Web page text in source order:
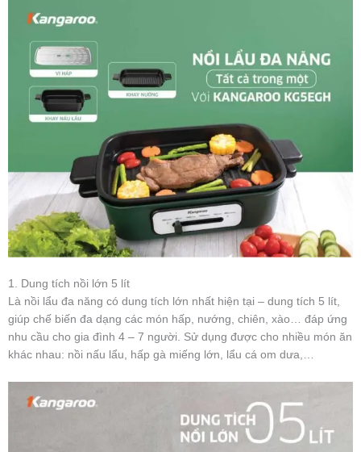
1. Dung tích nồi lớn 5 lít
Là nồi lẩu đa năng có dung tích lớn nhất hiện tại – dung tích 5 lít,
giúp chế biến đa dạng các món hấp, nướng, chiên, xào… đáp ứng
nhu cầu cho gia đình 4 – 7 người. Sử dụng được cho nhiều món ăn
khác nhau: nồi nấu lẩu, hấp gà miếng lớn, lẩu cá om dưa,…